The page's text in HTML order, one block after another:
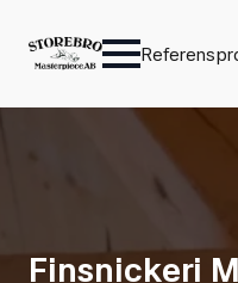
Finsnickeri